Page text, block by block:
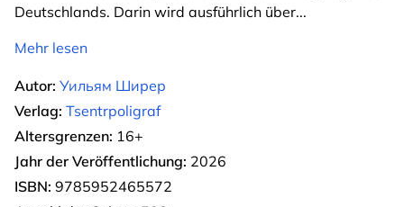
Deutschlands. Darin wird ausführlich über...
Mehr lesen
Autor: Уильям Ширер
Verlag: Tsentrpoligraf
Altersgrenzen: 16+
Jahr der Veröffentlichung: 2026
ISBN: 9785952465572